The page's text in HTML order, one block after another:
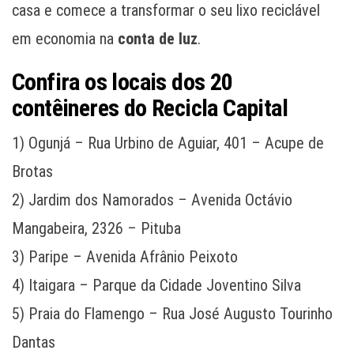
casa e comece a transformar o seu lixo reciclável
em economia na conta de luz.
Confira os locais dos 20
contêineres do Recicla Capital
1) Ogunjá – Rua Urbino de Aguiar, 401 – Acupe de
Brotas
2) Jardim dos Namorados – Avenida Octávio
Mangabeira, 2326 – Pituba
3) Paripe – Avenida Afrânio Peixoto
4) Itaigara – Parque da Cidade Joventino Silva
5) Praia do Flamengo – Rua José Augusto Tourinho
Dantas